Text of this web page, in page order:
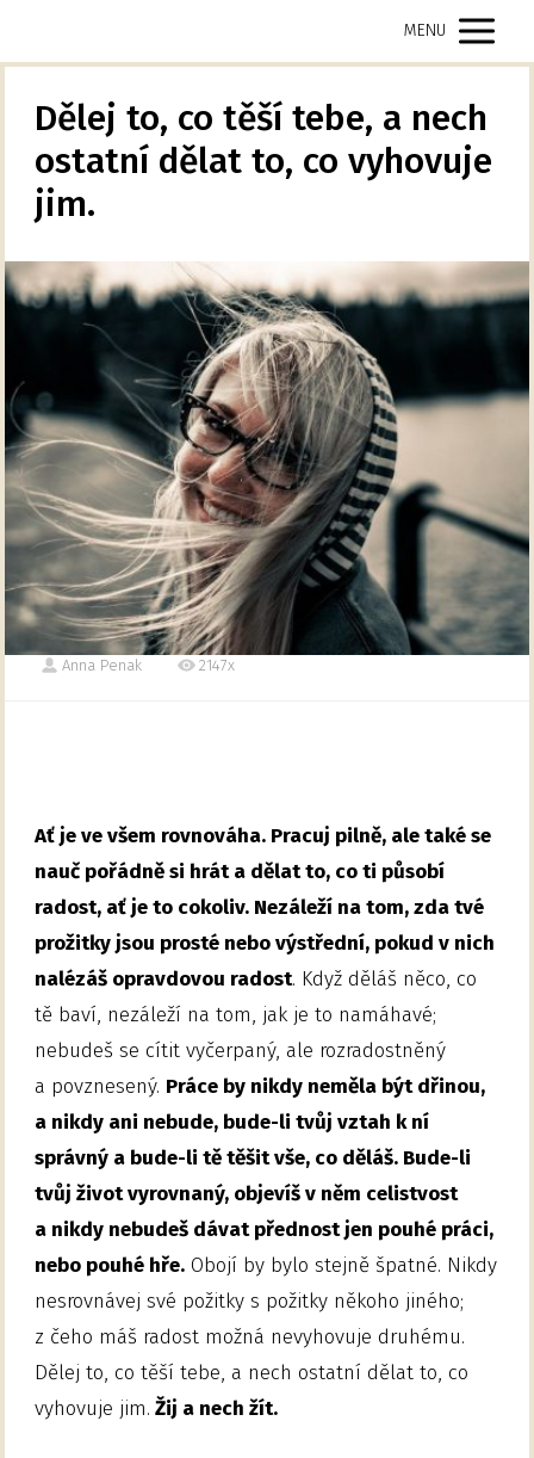
MENU
Dělej to, co těší tebe, a nech
ostatní dělat to, co vyhovuje
jim.
Anna Penak 2147x
Ať je ve všem rovnováha. Pracuj pilně, ale také se
nauč pořádně si hrát a dělat to, co ti působí
radost, ať je to cokoliv. Nezáleží na tom, zda tvé
prožitky jsou prosté nebo výstřední, pokud v nich
nalézáš opravdovou radost. Když děláš něco, co
tě baví, nezáleží na tom, jak je to namáhavé;
nebudeš se cítit vyčerpaný, ale rozradostněný
a povznesený. Práce by nikdy neměla být dřinou,
a nikdy ani nebude, bude-li tvůj vztah k ní
správný a bude-li tě těšit vše, co děláš. Bude-li
tvůj život vyrovnaný, objevíš v něm celistvost
a nikdy nebudeš dávat přednost jen pouhé práci,
nebo pouhé hře. Obojí by bylo stejně špatné. Nikdy
nesrovnávej své požitky s požitky někoho jiného;
z čeho máš radost možná nevyhovuje druhému.
Dělej to, co těší tebe, a nech ostatní dělat to, co
vyhovuje jim. Žij a nech žít.